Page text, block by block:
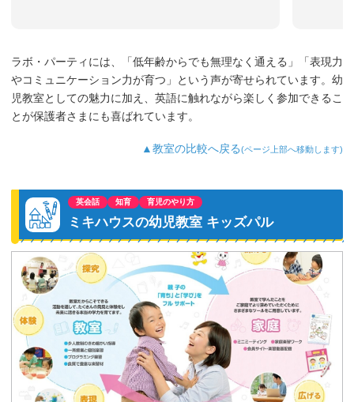
ラボ・パーティには、「低年齢からでも無理なく通える」「表現力
やコミュニケーション力が育つ」という声が寄せられています。幼
児教室としての魅力に加え、英語に触れながら楽しく参加できるこ
とが保護者さまにも喜ばれています。
▲教室の比較へ戻る(ページ上部へ移動します)
英会話 知育 育児のやり方
ミキハウスの幼児教室 キッズパル